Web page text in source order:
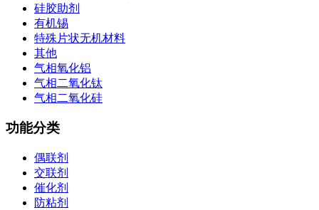
硅胶助剂
有机锡
特殊片状无机材料
其他
气相氧化铝
气相二氧化钛
气相二氧化硅
功能分类
偶联剂
交联剂
催化剂
防粘剂